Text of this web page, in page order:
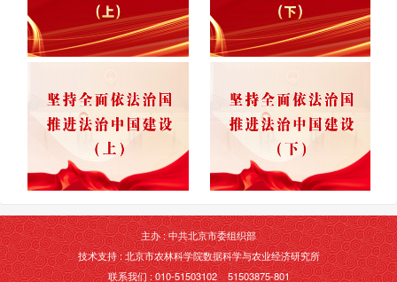
主办 : 中共北京市委组织部
技术支持 : 北京市农林科学院数据科学与农业经济研究所
联系我们 : 010-51503102 51503875-801